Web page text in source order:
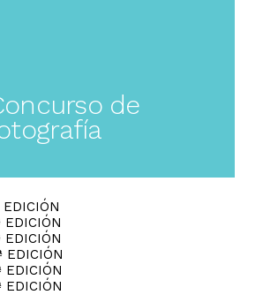
de
EDICIÓN
EDICIÓN
EDICIÓN
EDICIÓN
EDICIÓN
EDICIÓN